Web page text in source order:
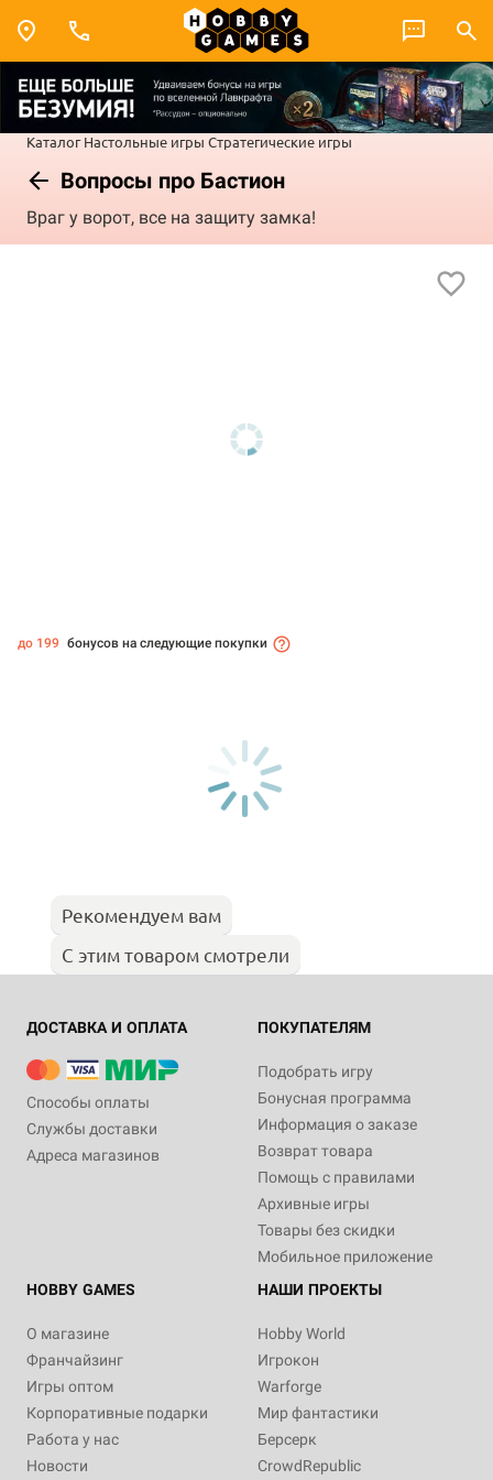
Каталог Настольные игры Стратегические игры
Вопросы про Бастион
Враг у ворот, все на защиту замка!
до 199 бонусов на следующие покупки
Рекомендуем вам
С этим товаром смотрели
ДОСТАВКА И ОПЛАТА
Способы оплаты
Службы доставки
Адреса магазинов
ПОКУПАТЕЛЯМ
Подобрать игру
Бонусная программа
Информация о заказе
Возврат товара
Помощь с правилами
Архивные игры
Товары без скидки
Мобильное приложение
HOBBY GAMES
О магазине
Франчайзинг
Игры оптом
Корпоративные подарки
Работа у нас
Новости
НАШИ ПРОЕКТЫ
Hobby World
Игрокон
Warforge
Мир фантастики
Берсерк
CrowdRepublic